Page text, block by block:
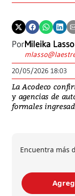
PorMileika Lasso
20/05/2026 18:03
La Acodeco
y agencias de
formales
Encuentra más